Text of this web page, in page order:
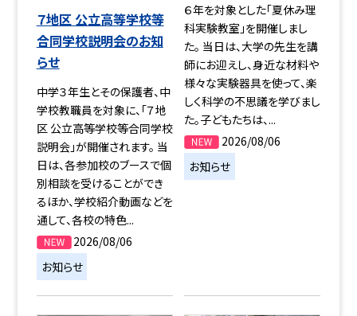
７地区 公立高等学校等
合同学校説明会のお知
らせ
中学３年生とその保護者、中
学校教職員を対象に、「７地
区 公立高等学校等合同学校
説明会」が開催されます。 当
日は、各参加校のブースで個
別相談を受けることができ
るほか、学校紹介動画などを
通して、各校の特色...
2026/08/06
お知らせ
６年を対象とした「夏休み理
科実験教室」を開催しまし
た。 当日は、大学の先生を講
師にお迎えし、身近な材料や
様々な実験器具を使って、楽
しく科学の不思議を学びまし
た。子どもたちは、...
2026/08/06
お知らせ